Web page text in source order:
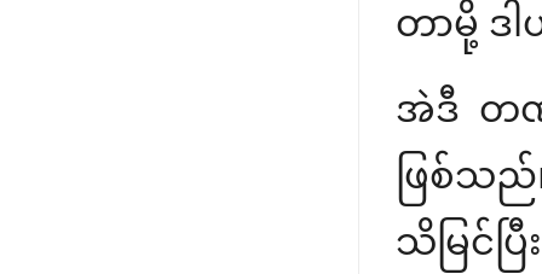
တာမို့ ဒ
အဲဒီ တ
ဖြစ်သ
သိမြင်ပ